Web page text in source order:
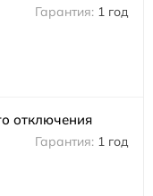
1 год
отключения
1 год